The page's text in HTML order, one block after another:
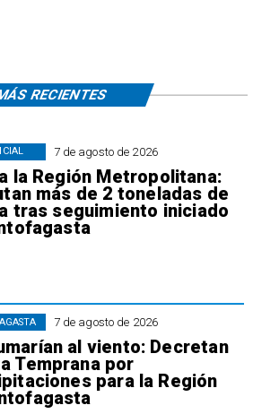
7 de agosto de 2026
la Región Metropolitana:
más de 2 toneladas de
tras seguimiento iniciado
7 de agosto de 2026
al viento: Decretan
Temprana por
para la Región
RECIENTES